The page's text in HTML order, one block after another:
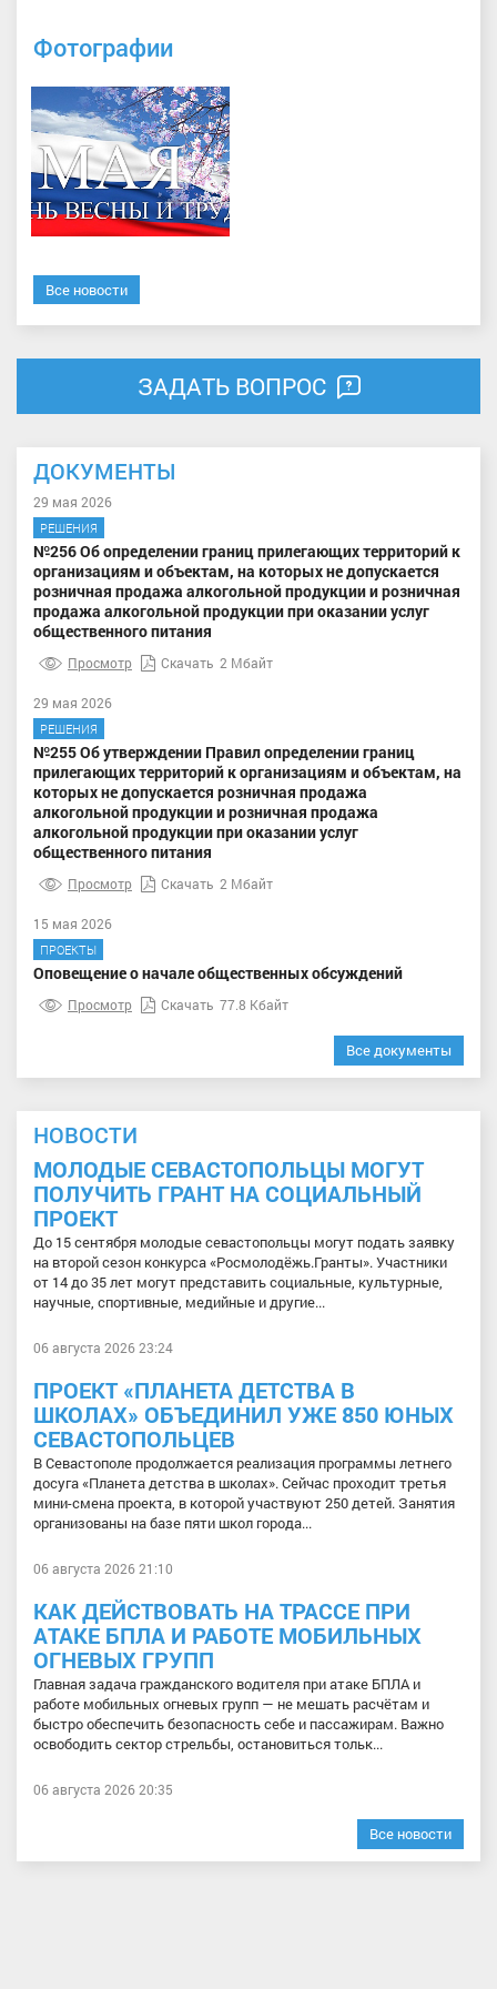
Фотографии
Все новости
ЗАДАТЬ ВОПРОС
ДОКУМЕНТЫ
29 мая 2026
РЕШЕНИЯ
№256 Об определении границ прилегающих территорий к
организациям и объектам, на которых не допускается
розничная продажа алкогольной продукции и розничная
продажа алкогольной продукции при оказании услуг
общественного питания
Просмотр Скачать 2 Мбайт
29 мая 2026
РЕШЕНИЯ
№255 Об утверждении Правил определении границ
прилегающих территорий к организациям и объектам, на
которых не допускается розничная продажа
алкогольной продукции и розничная продажа
алкогольной продукции при оказании услуг
общественного питания
Просмотр Скачать 2 Мбайт
15 мая 2026
ПРОЕКТЫ
Оповещение о начале общественных обсуждений
Просмотр Скачать 77.8 Кбайт
Все документы
НОВОСТИ
МОЛОДЫЕ СЕВАСТОПОЛЬЦЫ МОГУТ
ПОЛУЧИТЬ ГРАНТ НА СОЦИАЛЬНЫЙ
ПРОЕКТ
До 15 сентября молодые севастопольцы могут подать заявку
на второй сезон конкурса «Росмолодёжь.Гранты». Участники
от 14 до 35 лет могут представить социальные, культурные,
научные, спортивные, медийные и другие...
06 августа 2026 23:24
ПРОЕКТ «ПЛАНЕТА ДЕТСТВА В
ШКОЛАХ» ОБЪЕДИНИЛ УЖЕ 850 ЮНЫХ
СЕВАСТОПОЛЬЦЕВ
В Севастополе продолжается реализация программы летнего
досуга «Планета детства в школах». Сейчас проходит третья
мини-смена проекта, в которой участвуют 250 детей. Занятия
организованы на базе пяти школ города...
06 августа 2026 21:10
КАК ДЕЙСТВОВАТЬ НА ТРАССЕ ПРИ
АТАКЕ БПЛА И РАБОТЕ МОБИЛЬНЫХ
ОГНЕВЫХ ГРУПП
Главная задача гражданского водителя при атаке БПЛА и
работе мобильных огневых групп — не мешать расчётам и
быстро обеспечить безопасность себе и пассажирам. Важно
освободить сектор стрельбы, остановиться тольк...
06 августа 2026 20:35
Все новости